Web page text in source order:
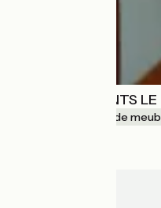
APPPARTEMENTS
Gîtes et locations de